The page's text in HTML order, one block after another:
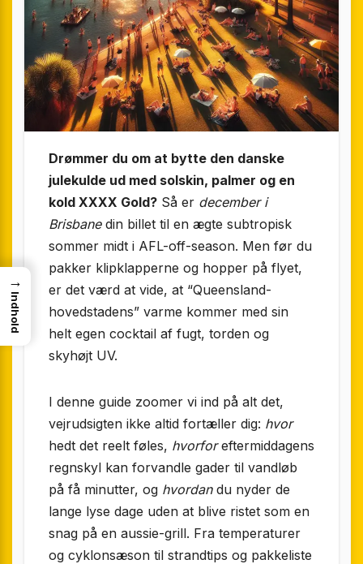
Drømmer du om at bytte den danske
julekulde ud med solskin, palmer og en
kold XXXX Gold? Så er december i
Brisbanedin billet til en ægte subtropisk
sommer midt i AFL-off-season. Men før du
pakker klipklapperne og hopper på flyet,
er det værd at vide, at “Queensland-
hovedstadens” varme kommer med sin
helt egen cocktail af fugt, torden og
skyhøjt UV.
I denne guide zoomer vi ind på alt det,
vejrudsigten ikke altid fortæller dig: hvor
hedt det reelt føles, hvorforeftermiddagens
regnskyl kan forvandle gader til vandløb
på få minutter, og hvordandu nyder de
lange lyse dage uden at blive ristet som en
snag på en aussie-grill. Fra temperaturer
og cyklonsæson til strandtips og pakkeliste
→
Indhold